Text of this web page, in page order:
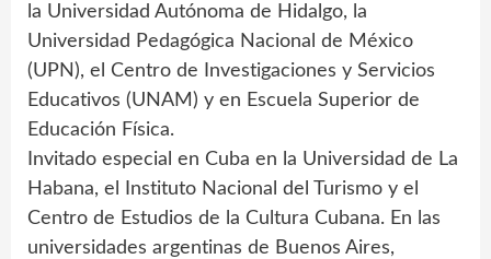
la Universidad Autónoma de Hidalgo, la
Universidad Pedagógica Nacional de México
(UPN), el Centro de Investigaciones y Servicios
Educativos (UNAM) y en Escuela Superior de
Educación Física.
Invitado especial en Cuba en la Universidad de La
Habana, el Instituto Nacional del Turismo y el
Centro de Estudios de la Cultura Cubana. En las
universidades argentinas de Buenos Aires,